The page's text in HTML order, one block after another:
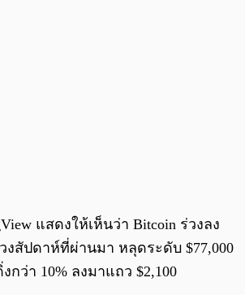
แสดงให้เห็นว่า Bitcoin ร่วงลง
งสัปดาห์ที่ผ่านมา หลุดระดับ $77,000
กว่า 10% ลงมาแถว $2,100